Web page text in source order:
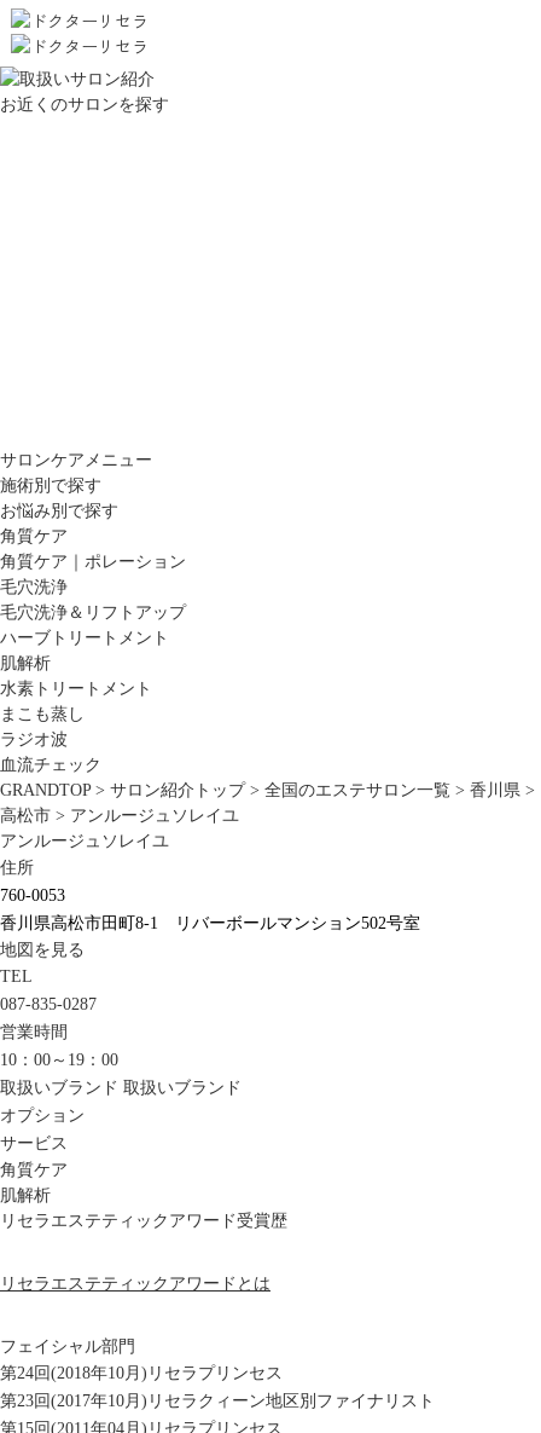
お近くのサロンを探す
サロンケアメニュー
施術別で探す
お悩み別で探す
角質ケア
角質ケア｜ポレーション
毛穴洗浄
毛穴洗浄＆リフトアップ
ハーブトリートメント
肌解析
水素トリートメント
まこも蒸し
ラジオ波
血流チェック
GRANDTOP > サロン紹介トップ > 全国のエステサロン一覧 > 香川県 >
高松市 > アンルージュソレイユ
アンルージュソレイユ
住所
760-0053
香川県高松市田町8-1 リバーボールマンション502号室
地図を見る
TEL
087-835-0287
営業時間
10：00～19：00
取扱いブランド 取扱いブランド
オプション
サービス
角質ケア
肌解析
リセラエステティックアワード受賞歴
リセラエステティックアワードとは
フェイシャル部門
第24回(2018年10月)リセラプリンセス
第23回(2017年10月)リセラクィーン地区別ファイナリスト
第15回(2011年04月)リセラプリンセス